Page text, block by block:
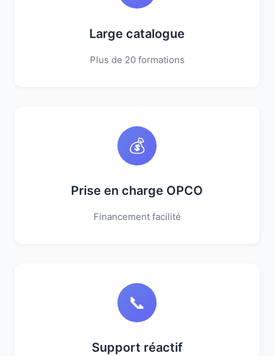
Large catalogue
Plus de 20 formations
💰
Prise en charge OPCO
Financement facilité
📞
Support réactif